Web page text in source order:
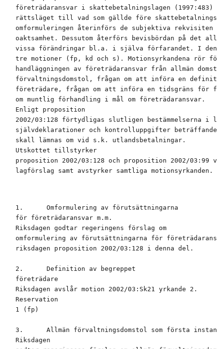
företrädaransvar i skattebetalningslagen
rättsläget till vad som gällde före
omformuleringen återinförs de subjektiva rekvisiten
oaktsamhet. Dessutom återförs bevisbördan på det
vissa förändringar bl.a. i själva förfarandet. I
tre motioner (fp, kd och s). Motionsyrkandena rör
handläggningen av företrädaransvar från allmän
förvaltningsdomstol, frågan om att införa en
företrädare, frågan om att införa en tidsgräns för
om muntlig förhandling i mål om företrädaransvar.
Enligt proposition
2002/03:128 förtydligas slutligen bestämmelserna i
självdeklarationer och kontrolluppgifter
skall lämnas om vid s.k. utlandsbetalningar.
Utskottet tillstyrker
proposition 2002/03:128 och proposition 2002/03:99
lagförslag samt avstyrker samtliga motionsyrkanden.
1.      Omformulering av förutsättningarna
för företrädaransvar m.m.
Riksdagen godtar regeringens förslag om
omformulering av förutsättningarna för
riksdagen proposition 2002/03:128 i denna del.
2.      Definition av begreppet
företrädare
Riksdagen avslår motion 2002/03:Sk21 yrkande 2.
Reservation
1 (fp)
3.      Allmän förvaltningsdomstol som första
Riksdagen